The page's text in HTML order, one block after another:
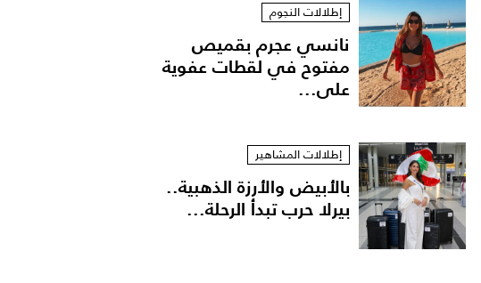
إطلالات النجوم
نانسي عجرم بقميص
مفتوح في لقطات عفوية
على...
إطلالات المشاهير
بالأبيض والأرزة الذهبية..
بيرلا حرب تبدأ الرحلة...